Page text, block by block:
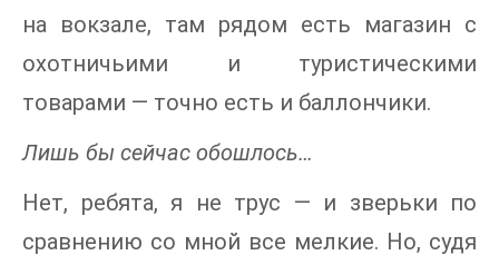
на вокзале, там рядом есть магазин с
охотничьими и туристическими
товарами — точно есть и баллончики.
Лишь бы сейчас обошлось…
Нет, ребята, я не трус — и зверьки по
сравнению со мной все мелкие. Но, судя